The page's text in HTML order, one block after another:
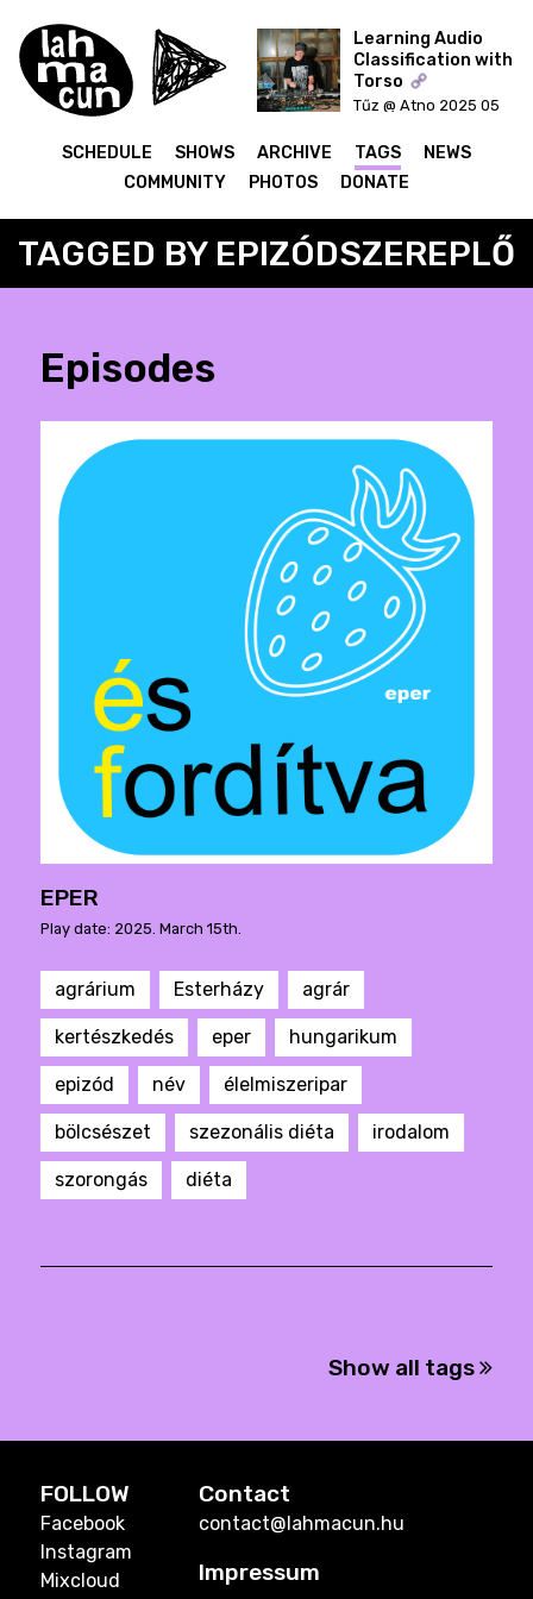
ON AIR
Learning Audio
Classification with
Torso
Tűz @ Atno 2025 05
SCHEDULE SHOWS ARCHIVE TAGS
NEWS
COMMUNITY
PHOTOS DONATE
TAGGED BY EPIZÓDSZEREPLŐ
Episodes
EPER
Play date: 2025. March 15th.
agrárium Esterházy agrár
kertészkedés eper hungarikum
epizód név élelmiszeripar
bölcsészet szezonális diéta irodalom
szorongás diéta
Show all tags
FOLLOW
Facebook
Instagram
Mixcloud
Contact
contact@lahmacun.hu
Impressum